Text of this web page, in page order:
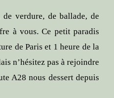
verdure, de ballade, de
à vous. Ce petit paradis
de Paris et 1 heure de la
n’hésitez pas à rejoindre
A28 nous dessert depuis